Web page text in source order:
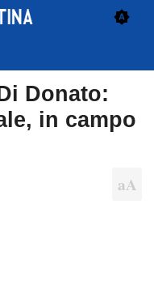
Donato:
in campo